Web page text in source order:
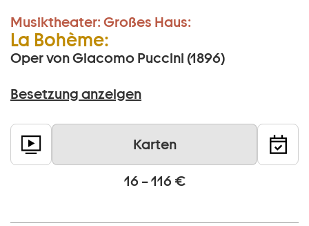
Musiktheater: Großes Haus:
La Bohème:
Oper von Giacomo Puccini (1896)
Besetzung anzeigen
Karten
16 – 116 €